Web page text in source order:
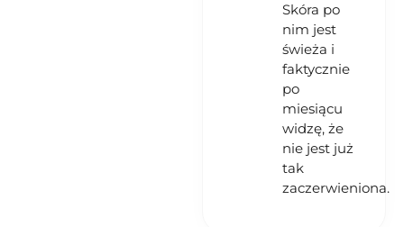
Skóra po
nim jest
świeża i
faktycznie
po
miesiącu
widzę, że
nie jest już
tak
zaczerwieniona.